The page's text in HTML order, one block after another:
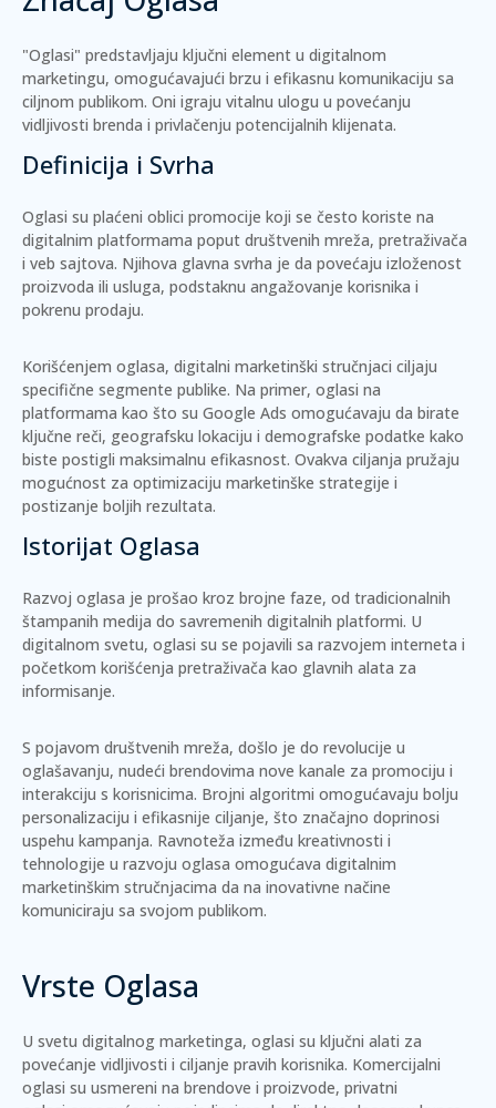
"Oglasi" predstavljaju ključni element u digitalnom
marketingu, omogućavajući brzu i efikasnu komunikaciju sa
ciljnom publikom. Oni igraju vitalnu ulogu u povećanju
vidljivosti brenda i privlačenju potencijalnih klijenata.
Definicija i Svrha
Oglasi su plaćeni oblici promocije koji se često koriste na
digitalnim platformama poput društvenih mreža, pretraživača
i veb sajtova. Njihova glavna svrha je da povećaju izloženost
proizvoda ili usluga, podstaknu angažovanje korisnika i
pokrenu prodaju.
Korišćenjem oglasa, digitalni marketinški stručnjaci ciljaju
specifične segmente publike. Na primer, oglasi na
platformama kao što su Google Ads omogućavaju da birate
ključne reči, geografsku lokaciju i demografske podatke kako
biste postigli maksimalnu efikasnost. Ovakva ciljanja pružaju
mogućnost za optimizaciju marketinške strategije i
postizanje boljih rezultata.
Istorijat Oglasa
Razvoj oglasa je prošao kroz brojne faze, od tradicionalnih
štampanih medija do savremenih digitalnih platformi. U
digitalnom svetu, oglasi su se pojavili sa razvojem interneta i
početkom korišćenja pretraživača kao glavnih alata za
informisanje.
S pojavom društvenih mreža, došlo je do revolucije u
oglašavanju, nudeći brendovima nove kanale za promociju i
interakciju s korisnicima. Brojni algoritmi omogućavaju bolju
personalizaciju i efikasnije ciljanje, što značajno doprinosi
uspehu kampanja. Ravnoteža između kreativnosti i
tehnologije u razvoju oglasa omogućava digitalnim
marketinškim stručnjacima da na inovativne načine
komuniciraju sa svojom publikom.
Vrste Oglasa
U svetu digitalnog marketinga, oglasi su ključni alati za
povećanje vidljivosti i ciljanje pravih korisnika. Komercijalni
oglasi su usmereni na brendove i proizvode, privatni